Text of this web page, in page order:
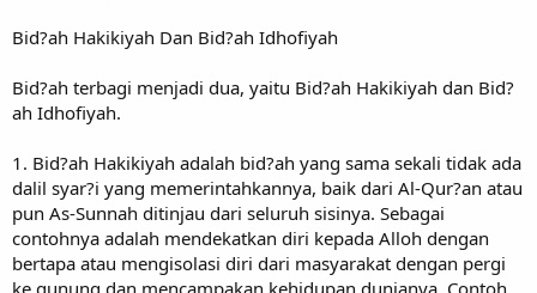
Bid?ah Hakikiyah Dan Bid?ah Idhofiyah
Bid?ah terbagi menjadi dua, yaitu Bid?ah Hakikiyah dan Bid?
ah Idhofiyah.
1. Bid?ah Hakikiyah adalah bid?ah yang sama sekali tidak ada
dalil syar?i yang memerintahkannya, baik dari Al-Qur?an atau
pun As-Sunnah ditinjau dari seluruh sisinya. Sebagai
contohnya adalah mendekatkan diri kepada Alloh dengan
bertapa atau mengisolasi diri dari masyarakat dengan pergi
ke gunung dan mencampakan kehidupan dunianya. Contoh